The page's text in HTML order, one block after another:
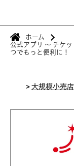
ヘ
ホーム
公式アプリ ～ チケ
つでもっと便利に！
>大規模小売